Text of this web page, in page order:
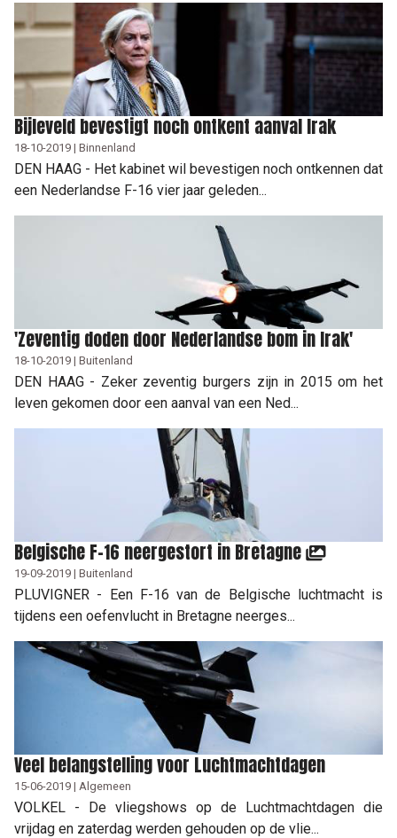
Bijleveld bevestigt noch ontkent aanval Irak
18-10-2019 | Binnenland
DEN HAAG - Het kabinet wil bevestigen noch ontkennen dat
een Nederlandse F-16 vier jaar geleden...
'Zeventig doden door Nederlandse bom in Irak'
18-10-2019 | Buitenland
DEN HAAG - Zeker zeventig burgers zijn in 2015 om het
leven gekomen door een aanval van een Ned...
Belgische F-16 neergestort in Bretagne
19-09-2019 | Buitenland
PLUVIGNER - Een F-16 van de Belgische luchtmacht is
tijdens een oefenvlucht in Bretagne neerges...
Veel belangstelling voor Luchtmachtdagen
15-06-2019 | Algemeen
VOLKEL - De vliegshows op de Luchtmachtdagen die
vrijdag en zaterdag werden gehouden op de vlie...